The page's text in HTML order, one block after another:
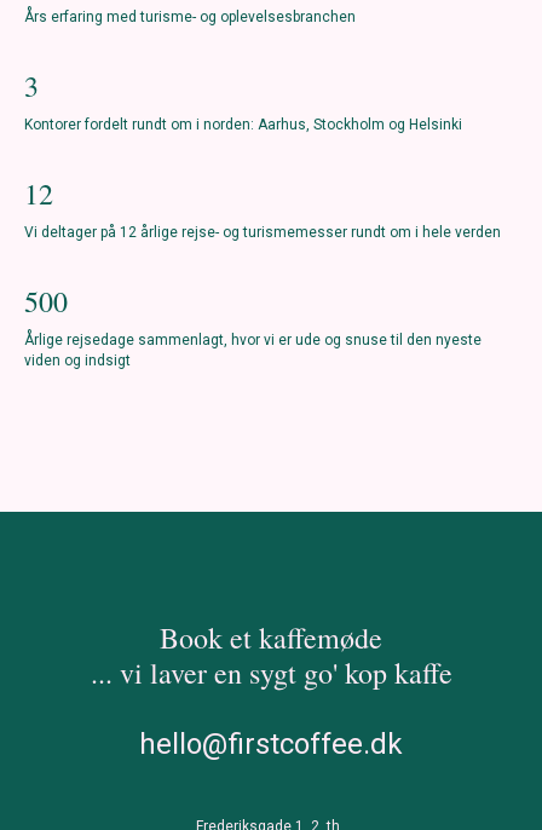
Års erfaring med turisme- og oplevelsesbranchen
3
Kontorer fordelt rundt om i norden: Aarhus, Stockholm og Helsinki
12
Vi deltager på 12 årlige rejse- og turismemesser rundt om i hele verden
500
Årlige rejsedage sammenlagt, hvor vi er ude og snuse til den nyeste
viden og indsigt
Book et kaffemøde
... vi laver en sygt go' kop kaffe
hello@firstcoffee.dk
Frederiksgade 1. 2, th.,